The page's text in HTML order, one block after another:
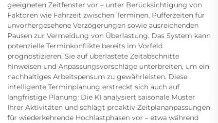
geeigneten Zeitfenster vor – unter Berücksichtigung von
Faktoren wie Fahrzeit zwischen Terminen, Pufferzeiten für
unvorhergesehene Verzögerungen sowie ausreichenden
Pausen zur Vermeidung von Überlastung. Das System kann
potenzielle Terminkonflikte bereits im Vorfeld
prognostizieren, Sie auf überlastete Zeitabschnitte
hinweisen und Anpassungsvorschläge unterbreiten, um ein
nachhaltiges Arbeitspensum zu gewährleisten. Diese
intelligente Terminplanung erstreckt sich auch auf
langfristige Planung: Die KI analysiert saisonale Muster
Ihrer Aktivitäten und schlägt proaktiv Zeitplananpassungen
für wiederkehrende Hochlastphasen vor – etwa während